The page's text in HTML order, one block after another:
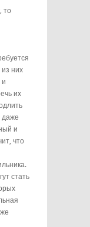
то
из них
и
их
даже
и
что
стать